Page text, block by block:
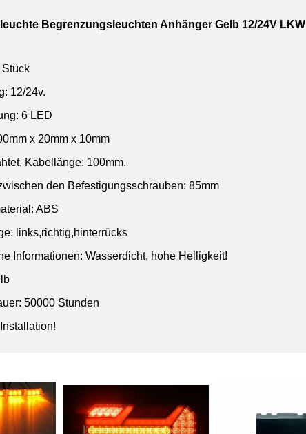
Begrenzungsleuchten Anhänger Gelb 12/24V LKW
Stück
12/24v.
6 LED
x 20mm x 10mm
Kabellänge: 100mm.
den Befestigungsschrauben: 85mm
ABS
links,richtig,hinterrücks
Informationen: Wasserdicht, hohe Helligkeit!
50000 Stunden